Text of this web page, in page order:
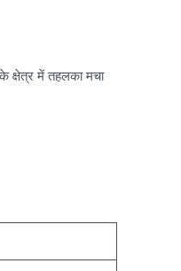
क्षेत्र में तहलका मचा